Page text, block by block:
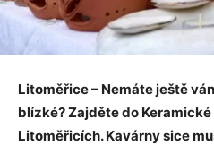
Litoměřice – Nemáte ještě
blízké? Zajděte do
Litoměřicích. Kavárny sice